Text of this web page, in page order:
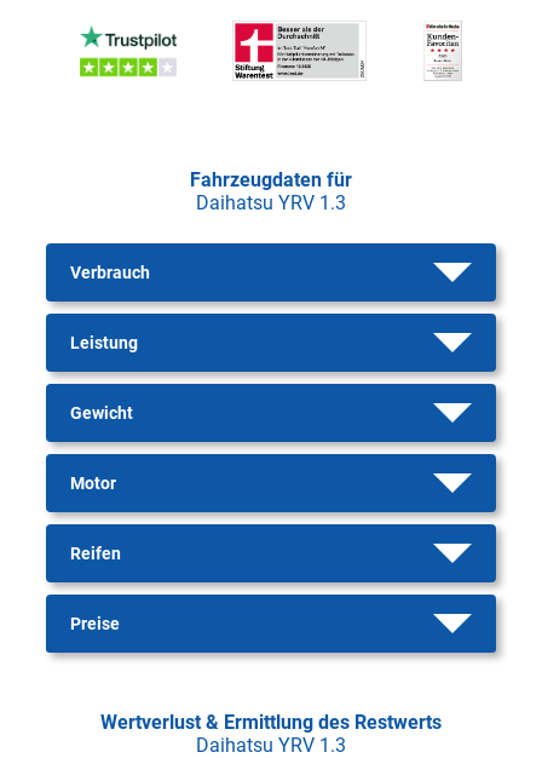
Fahrzeugdaten für
Daihatsu YRV 1.3
Verbrauch
Leistung
Gewicht
Motor
Reifen
Preise
Wertverlust & Ermittlung des Restwerts
Daihatsu YRV 1.3